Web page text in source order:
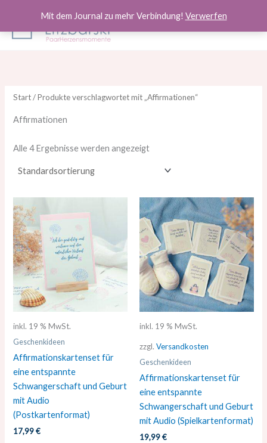
Mit dem Journal zu mehr Verbindung! Verwerfen
springen
Start/ Produkte verschlagwortet mit „Affirmationen“
Affirmationen
Alle 4 Ergebnisse werden angezeigt
inkl. 19 % MwSt.
Geschenkideen
Affirmationskartenset für
eine entspannte
Schwangerschaft und Geburt
mit Audio
(Postkartenformat)
17,99€
inkl. 19 % MwSt.
zzgl. Versandkosten
Geschenkideen
Affirmationskartenset für
eine entspannte
Schwangerschaft und Geburt
mit Audio (Spielkartenformat)
19,99€